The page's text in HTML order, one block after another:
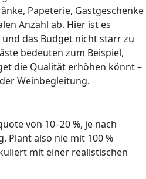
Papeterie, Gastgeschenke
Anzahl ab. Hier ist es
das Budget nicht starr zu
bedeuten zum Beispiel,
die Qualität erhöhen könnt –
Weinbegleitung.
von 10–20 %, je nach
Plant also nie mit 100 %
mit einer realistischen